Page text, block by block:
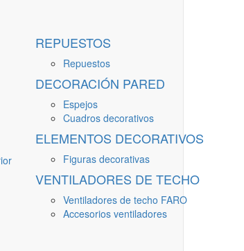
REPUESTOS
Repuestos
DECORACIÓN PARED
Espejos
Cuadros decorativos
ELEMENTOS DECORATIVOS
Figuras decorativas
VENTILADORES DE TECHO
Ventiladores de techo FARO
Accesorios ventiladores